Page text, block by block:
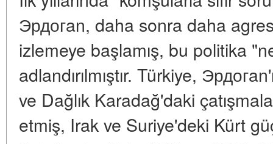
Эрдогan, daha sonra daha
izlemeye başlamış, bu politika
adlandırılmıştır. Türkiye,
ve Dağlık Karadağ'daki
etmiş, Irak ve Suriye'deki Kürt